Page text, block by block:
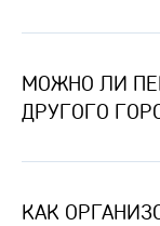
МОЖНО ЛИ
ДРУГОГО
КАК